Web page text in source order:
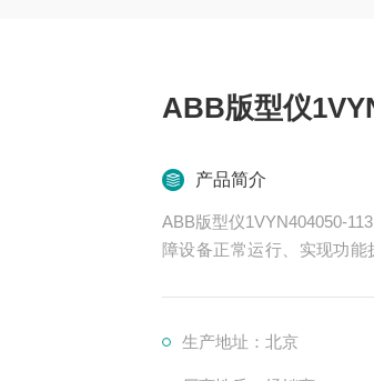
ABB版型仪
产品简介
ABB版型仪1VYN404050-113 是高压变频器是用于控制高压电机转速的电力电子设备，其配件是保
障设备正常运行、实现功
生产地址：北京